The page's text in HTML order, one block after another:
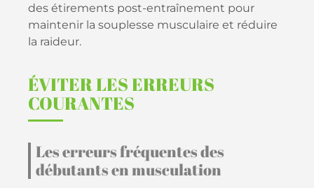
des étirements post-entraînement pour
maintenir la souplesse musculaire et réduire
la raideur.
ÉVITER LES ERREURS
COURANTES
Les erreurs fréquentes des
débutants en musculation